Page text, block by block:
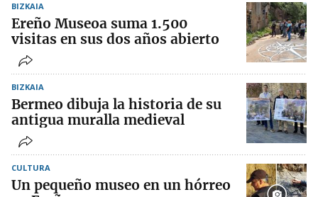
BIZKAIA
Ereño Museoa suma 1.500
visitas en sus dos años abierto
BIZKAIA
Bermeo dibuja la historia de su
antigua muralla medieval
CULTURA
Un pequeño museo en un hórreo